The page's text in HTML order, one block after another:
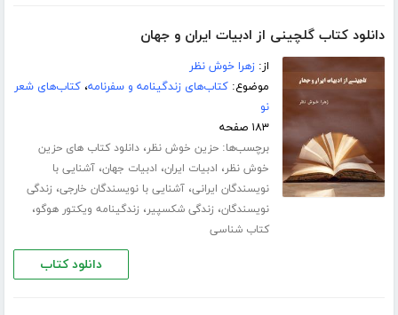
دانلود کتاب گلچینی از ادبیات ایران و جهان
از:زهرا خوش نظر
موضوع:کتاب‌های زندگینامه و سفرنامه،کتاب‌های شعر
نو
۱۸۳ صفحه
برچسب‌ها:حزین خوش نظر،دانلود کتاب های حزین
خوش نظر، ادبیات ایران، ادبیات جهان،آشنایی با
نویسندگان ایرانی،آشنایی با نویسندگان خارجی، زندگی
نویسندگان، زندگی شکسپیر، زندگینامه ویکتور هوگو،
کتاب شناسی
دانلود کتاب